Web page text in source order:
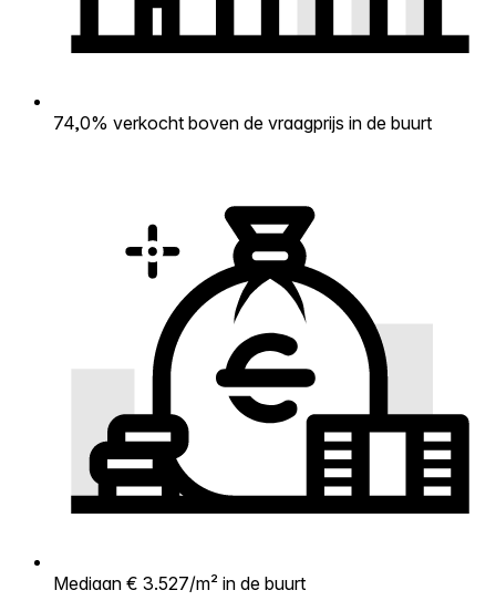
74,0% verkocht boven de vraagprijs in de buurt
Mediaan € 3.527/m² in de buurt